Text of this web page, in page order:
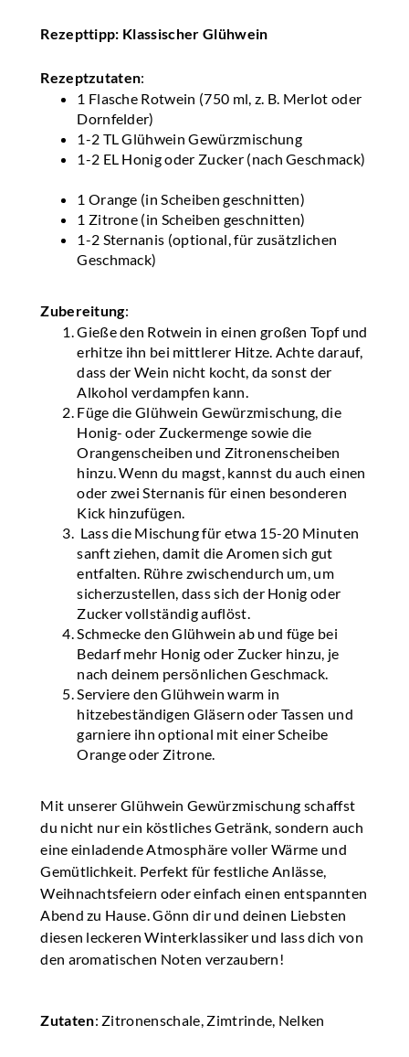
Rezepttipp: Klassischer Glühwein
Rezeptzutaten:
1 Flasche Rotwein (750 ml, z. B. Merlot oder
Dornfelder)
1-2 TL Glühwein Gewürzmischung
1-2 EL Honig oder Zucker (nach Geschmack)
1 Orange (in Scheiben geschnitten)
1 Zitrone (in Scheiben geschnitten)
1-2 Sternanis (optional, für zusätzlichen
Geschmack)
Zubereitung:
Gieße den Rotwein in einen großen Topf und
erhitze ihn bei mittlerer Hitze. Achte darauf,
dass der Wein nicht kocht, da sonst der
Alkohol verdampfen kann.
Füge die Glühwein Gewürzmischung, die
Honig- oder Zuckermenge sowie die
Orangenscheiben und Zitronenscheiben
hinzu. Wenn du magst, kannst du auch einen
oder zwei Sternanis für einen besonderen
Kick hinzufügen.
Lass die Mischung für etwa 15-20 Minuten
sanft ziehen, damit die Aromen sich gut
entfalten. Rühre zwischendurch um, um
sicherzustellen, dass sich der Honig oder
Zucker vollständig auflöst.
Schmecke den Glühwein ab und füge bei
Bedarf mehr Honig oder Zucker hinzu, je
nach deinem persönlichen Geschmack.
Serviere den Glühwein warm in
hitzebeständigen Gläsern oder Tassen und
garniere ihn optional mit einer Scheibe
Orange oder Zitrone.
Mit unserer Glühwein Gewürzmischung schaffst
du nicht nur ein köstliches Getränk, sondern auch
eine einladende Atmosphäre voller Wärme und
Gemütlichkeit. Perfekt für festliche Anlässe,
Weihnachtsfeiern oder einfach einen entspannten
Abend zu Hause. Gönn dir und deinen Liebsten
diesen leckeren Winterklassiker und lass dich von
den aromatischen Noten verzaubern!
Zutaten: Zitronenschale, Zimtrinde, Nelken